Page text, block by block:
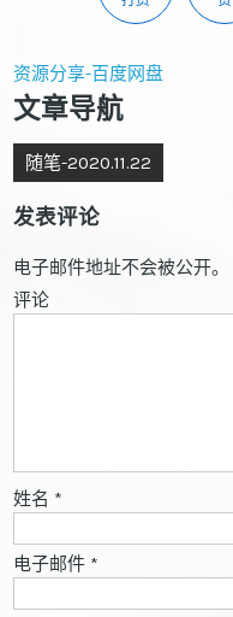
资源分享-百度网盘
文章导航
随笔-2020.11.22
发表评论
电子邮件地址不会被公开。
评论
姓名 *
电子邮件 *